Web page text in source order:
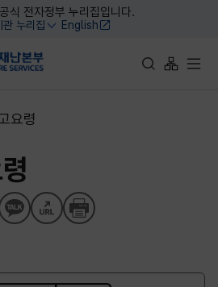
대메뉴 바로가기
본문 바로가기
식 전자정부 누리집입니다.
관 누리집
열기
English
통합검색 바로가
사이트맵
전체
요령